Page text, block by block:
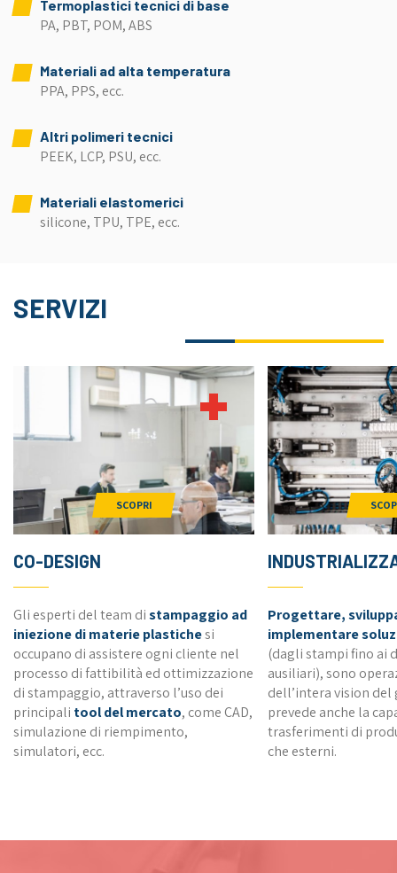
Termoplastici tecnici di base
PA, PBT, POM, ABS
Materiali ad alta temperatura
PPA, PPS, ecc.
Altri polimeri tecnici
PEEK, LCP, PSU, ecc.
Materiali elastomerici
silicone, TPU, TPE, ecc.
SERVIZI
SCOPRI
CO-DESIGN
Gli esperti del team distampaggio ad
iniezione di materie plastichesi
occupano di assistere ogni cliente nel
processo di fattibilità ed ottimizzazione
di stampaggio, attraverso l’uso dei
principali tool del mercato, come CAD,
simulazione di riempimento,
simulatori, ecc.
Progettare,
implementare
(dagli stampi fino ai
ausiliari), sono
dell’intera vision del
prevede anche la
trasferimenti di
che esterni.